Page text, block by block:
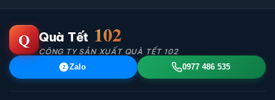
Q Quà Tết 102
CÔNG TY SẢN XUẤT QUÀ TẾT 102
Z Zalo 0977 486 535